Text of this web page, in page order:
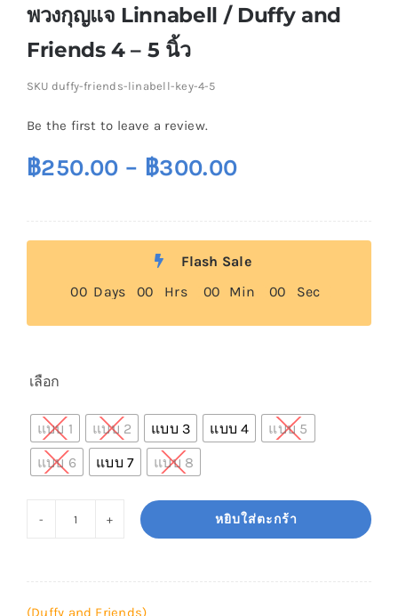
พวงกุญแจ Linnabell / Duffy and
Friends 4 – 5 นิ้ว
SKU duffy-friends-linabell-key-4-5
Be the first to leave a review.
฿250.00 – ฿300.00Price
through
฿300.00
Flash Sale
00 Days 00 Hrs 00 Min 00 Sec
เลือก
แบบ 1 แบบ 2 แบบ 3 แบบ 4
แบบ 5
แบบ 6
แบบ 7 แบบ 8
Linnabell
หยิบใส่ตะกร้า
(Duffy and Friends)